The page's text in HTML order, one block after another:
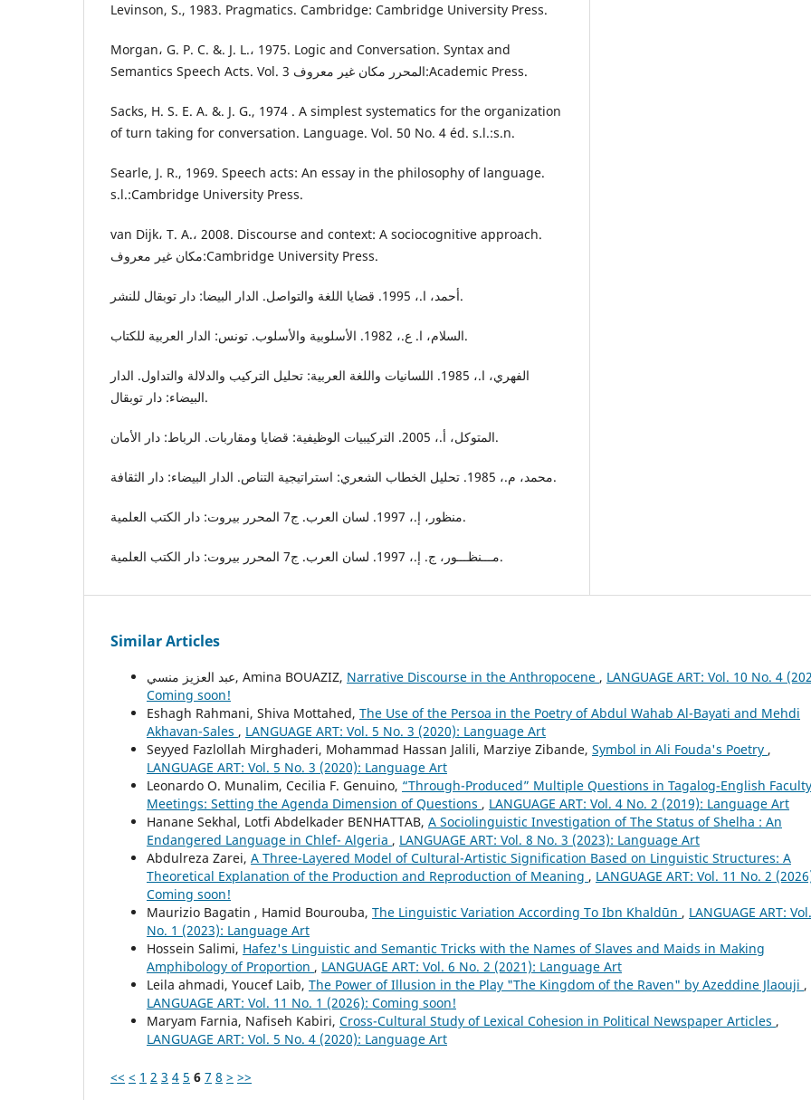
Levinson, S., 1983. Pragmatics. Cambridge: Cambridge University Press.
Morgan، G. P. C. &. J. L.، 1975. Logic and Conversation. Syntax and
Semantics Speech Acts. Vol. 3 المحرر مكان غير معروف:Academic Press.
Sacks, H. S. E. A. &. J. G., 1974 . A simplest systematics for the organization
of turn taking for conversation. Language. Vol. 50 No. 4 éd. s.l.:s.n.
Searle, J. R., 1969. Speech acts: An essay in the philosophy of language.
s.l.:Cambridge University Press.
van Dijk، T. A.، 2008. Discourse and context: A sociocognitive approach.
مكان غير معروف:Cambridge University Press.
أحمد، ا.، 1995. قضايا اللغة والتواصل. الدار البيضا: دار توبقال للنشر.
السلام، ا. ع.، 1982. الأسلوبية والأسلوب. تونس: الدار العربية للكتاب.
الفهري، ا.، 1985. اللسانيات واللغة العربية: تحليل التركيب والدلالة والتداول. الدار
البيضاء: دار توبقال.
المتوكل، أ.، 2005. التركيبيات الوظيفية: قضايا ومقاربات. الرباط: دار الأمان.
محمد، م.، 1985. تحليل الخطاب الشعري: استراتيجية التناص. الدار البيضاء: دار الثقافة.
منظور، إ.، 1997. لسان العرب. ج7 المحرر بيروت: دار الكتب العلمية.
مـــنظـــور، ج. إ.، 1997. لسان العرب. ج7 المحرر بيروت: دار الكتب العلمية.
Similar Articles
عبد العزيز منسي, Amina BOUAZIZ, Narrative Discourse in the Anthropocene , LANGUAGE ART: Vol. 10 No. 4
Coming soon!
Eshagh Rahmani, Shiva Mottahed, The Use of the Persoa in the Poetry of Abdul Wahab Al-Bayati and Mehdi
Akhavan-Sales , LANGUAGE ART: Vol. 5 No. 3 (2020): Language Art
Seyyed Fazlollah Mirghaderi, Mohammad Hassan Jalili, Marziye Zibande, Symbol in Ali Fouda's Poetry ,
LANGUAGE ART: Vol. 5 No. 3 (2020): Language Art
Leonardo O. Munalim, Cecilia F. Genuino, “Through-Produced” Multiple Questions in Tagalog-English Faculty
Meetings: Setting the Agenda Dimension of Questions , LANGUAGE ART: Vol. 4 No. 2 (2019): Language Art
Hanane Sekhal, Lotfi Abdelkader BENHATTAB, A Sociolinguistic Investigation of The Status of Shelha : An
Endangered Language in Chlef- Algeria , LANGUAGE ART: Vol. 8 No. 3 (2023): Language Art
Abdulreza Zarei, A Three-Layered Model of Cultural-Artistic Signification Based on Linguistic Structures: A
Theoretical Explanation of the Production and Reproduction of Meaning , LANGUAGE ART: Vol. 11 No. 2
Coming soon!
Maurizio Bagatin , Hamid Bourouba, The Linguistic Variation According To Ibn Khaldūn , LANGUAGE ART:
No. 1 (2023): Language Art
Hossein Salimi, Hafez's Linguistic and Semantic Tricks with the Names of Slaves and Maids in Making
Amphibology of Proportion , LANGUAGE ART: Vol. 6 No. 2 (2021): Language Art
Leila ahmadi, Youcef Laib, The Power of Illusion in the Play "The Kingdom of the Raven" by Azeddine Jlaouji ,
LANGUAGE ART: Vol. 11 No. 1 (2026): Coming soon!
Maryam Farnia, Nafiseh Kabiri, Cross-Cultural Study of Lexical Cohesion in Political Newspaper Articles ,
LANGUAGE ART: Vol. 5 No. 4 (2020): Language Art
<< < 1 2 3 4 5 6 7 8 > >>